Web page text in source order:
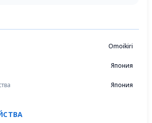
Omoikiri
Япония
Япония